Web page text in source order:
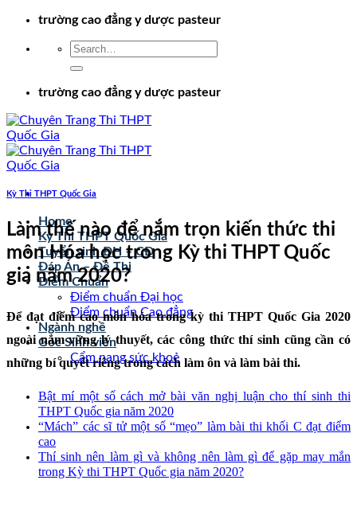
Chuyểntrường cao đẳng y dược pasteur
trường cao đẳng y dược pasteur
Home
Kỳ Thi THPT Quốc Gia
Tuyển sinh ĐH – CĐ
Đáp Án – Đề Thi
Điểm Chuẩn
Điểm chuẩn Đại học
Điểm chuẩn Cao đẳng
Ngành nghề
Góc Sinh viên
Cẩm nang sức khoẻ
Kỳ Thi THPT Quốc Gia
Làm thế nào để nắm trọn kiến thức thi
môn Hóa học trong Kỳ thi THPT Quốc
gia năm 2020?
Để đạt điểm cao môn hóa trong kỳ thi THPT Quốc Gia 2020
ngoài nắm vững lý thuyết, các công thức thí sinh cũng cần có
những bí quyết riêng trong cách làm ôn và làm bài thi.
Bật mí một số cách mở bài văn nghị luận cho thí sinh thi
THPT Quốc gia năm 2020
“Mách” các sĩ tử một số “mẹo” làm bài thi khối C đạt điểm
cao
Thí sinh nên làm gì và không nên làm gì để gặp may mắn
trong Kỳ thi THPT Quốc gia năm 2020?